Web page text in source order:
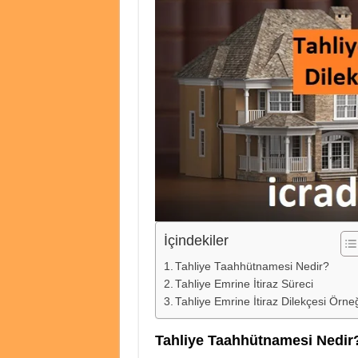
İçindekiler
Tahliye Taahhütnamesi Nedir?
Tahliye Emrine İtiraz Süreci
Tahliye Emrine İtiraz Dilekçesi
Tahliye Taahhütnamesi